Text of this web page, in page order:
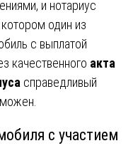
и нотариус
один из
с выплатой
качественного акта
справедливый
с участием